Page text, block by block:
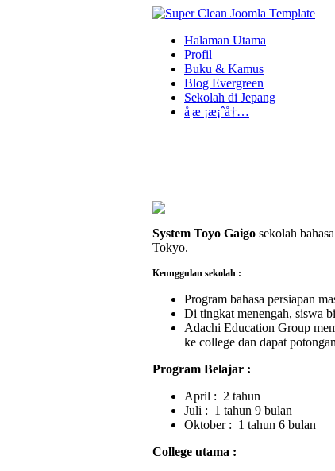
Halaman Utama
Profil
Buku & Kamus
Blog Evergreen
Sekolah di Jepang
å­¦æ ¡æ¡ˆå†…
System Toyo Gaigo sekolah
Tokyo.
Keunggulan sekolah :
Program bahasa persiapan
Di tingkat menengah, siswa
Adachi Education Group
ke college dan dapat
Program Belajar :
April : 2 tahun
Juli : 1 tahun 9 bulan
Oktober : 1 tahun 6 bulan
College utama :